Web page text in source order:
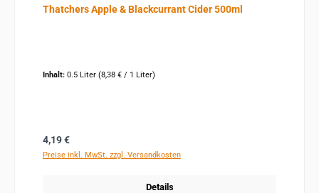
Thatchers Apple & Blackcurrant Cider 500ml
Inhalt: 0.5 Liter (8,38 € / 1 Liter)
Regulärer Preis:
4,19 €
Preise inkl. MwSt. zzgl. Versandkosten
Details